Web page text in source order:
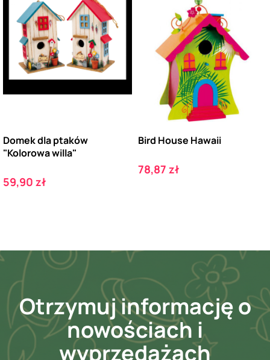
Domek dla ptaków
"Kolorowa willa"
Cena
59,90 zł
Bird House Hawaii
Cena
78,87 zł
Otrzymuj informację o
nowościach i
wyprzedażach